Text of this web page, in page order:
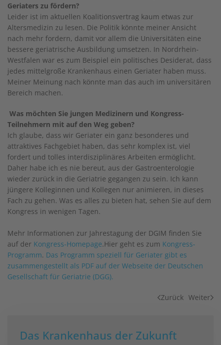
Geriaters zu fördern?
Leider ist im aktuellen Koalitionsvertrag kaum etwas zur
Altersmedizin zu lesen. Die Politik könnte meiner Ansicht
nach mehr fordern, damit vor allem die Universitäten eine
bessere geriatrische Ausbildung umsetzen. In Nordrhein-
Westfalen war es zum Beispiel ein politisches Desiderat, dass
jedes mittelgroße Krankenhaus einen Geriater haben muss.
Meiner Meinung nach könnte man das auch im universitären
Bereich machen.
Was möchten Sie jungen Medizinern und Kongress-
Teilnehmern mit auf den Weg geben?
Ich glaube, dass wir Geriater ein ganz besonderes und
attraktives Fachgebiet haben, das sehr komplex ist, viel
fordert und tolles interdisziplinäres Arbeiten ermöglicht.
Daher habe ich es nie bereut, aus der Gastroenterologie
wieder zurück in die Geriatrie gegangen zu sein. Ich kann
jüngere Kolleginnen und Kollegen nur animieren, in dieses
Fach zu gehen. Was es alles zu bieten hat, sehen Sie auf dem
Kongress in wenigen Tagen.
Mehr Informationen zur Jahrestagung der DGIM finden Sie
auf der Kongress-Homepage.Hier geht es zum Kongress-
Programm. Das Programm speziell für Geriater gibt es
zusammengestellt als PDF auf der Webseite der Deutschen
Gesellschaft für Geriatrie (DGG).
Zurück Weiter
Das Krankenhaus der Zukunft